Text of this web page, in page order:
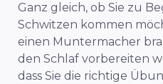
Ganz gleich, ob Sie zu
Schwitzen kommen
einen Muntermacher
den Schlaf vorbereiten
dass Sie die richtige